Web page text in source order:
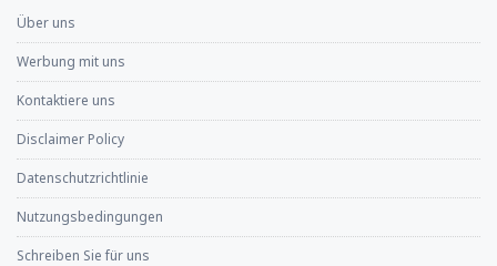
Über uns
Werbung mit uns
Kontaktiere uns
Disclaimer Policy
Datenschutzrichtlinie
Nutzungsbedingungen
Schreiben Sie für uns